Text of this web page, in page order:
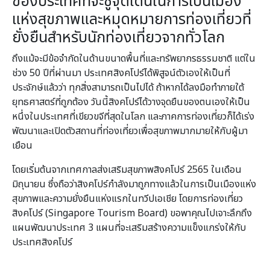
แห่งสุขภาพและหมุดหมายการท่องเที่ยวที่
ยั่งยืนสำหรับนักท่องเที่ยวจากทั่วโลก
ถึงแม้จะมีข้อจำกัดในด้านขนาดพื้นที่และทรัพยากรธรรมชาติ แต่ใน
ช่วง 50 ปีที่ผ่านมา ประเทศสิงคโปร์ได้พิสูจน์ตัวเองให้เป็นที่
ประจักษ์แล้วว่า ทุกสิ่งสามารถเป็นไปได้ ถ้าหากได้ลงมือทำภายใต้
ยุทธศาสตร์ที่ถูกต้อง วันนี้สิงคโปร์ได้วางจุดยืนของตนเองให้เป็น
หนึ่งในประเทศที่เขียวขจีที่สุดในโลก และภาคการท่องเที่ยวก็ได้เร่ง
พัฒนาและเปิดตัวสถานที่ท่องเที่ยวเพื่อสุขภาพมากมายให้กับผู้มา
เยือน
โดยเริ่มต้นจากเทศกาลส่งเสริมสุขภาพสิงคโปร์ 2565 ในเดือน
มิถุนายน ซึ่งถือว่าสิงคโปร์กำลังมาถูกทางแล้วในการเป็นเมืองแห่ง
สุขภาพและความยั่งยืนแห่งแรกในทวีปเอเชีย โดยการท่องเที่ยว
สิงคโปร์ (Singapore Tourism Board) ขอพาคุณไปเจาะลึกถึง
แผนพัฒนาประเทศ 3 แผนที่จะเสริมสร้างความแข็งแกร่งให้กับ
ประเทศสิงคโปร์